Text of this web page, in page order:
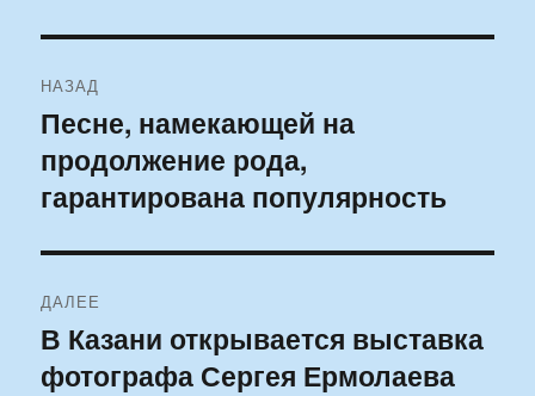
по
записям
НАЗАД
Предыдущая
запись:
Песне, намекающей на
продолжение рода,
гарантирована популярность
ДАЛЕЕ
Следующая
запись:
В Казани открывается выставка
фотографа Сергея Ермолаева